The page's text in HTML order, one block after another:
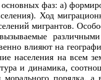
фаз: а)
Ход
мигрантов.
влияют на
населения на
и динамика,
морального порядка,